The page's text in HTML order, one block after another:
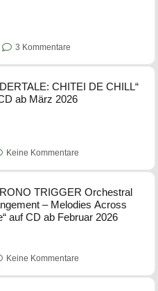
3 Kommentare
CHITEI DE CHILL“
ab März 2026
Keine Kommentare
TRIGGER Orchestral
– Melodies Across
auf CD ab Februar 2026
Keine Kommentare